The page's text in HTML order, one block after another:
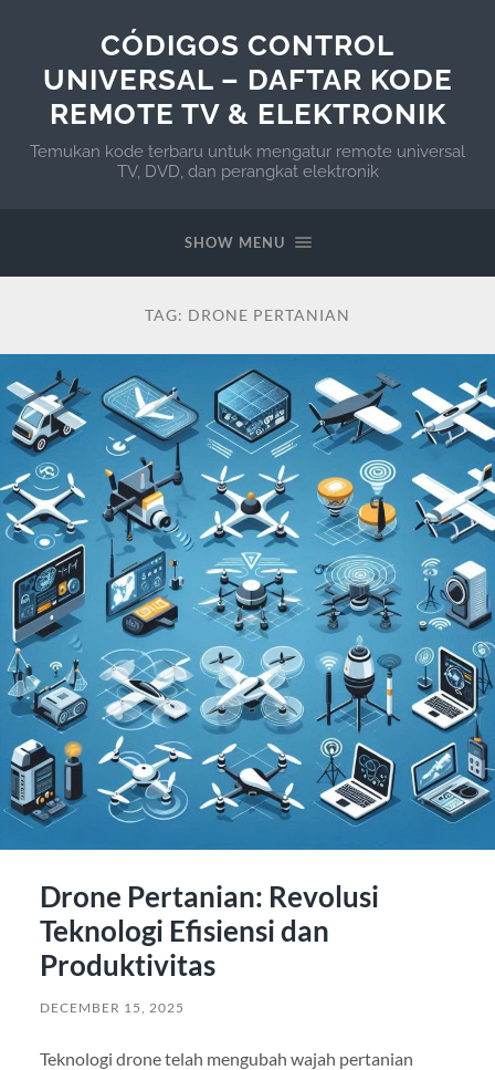
CÓDIGOS CONTROL
UNIVERSAL – DAFTAR KODE
REMOTE TV & ELEKTRONIK
Temukan kode terbaru untuk mengatur remote universal
TV, DVD, dan perangkat elektronik
SHOW MENU
TAG: DRONE PERTANIAN
Drone Pertanian: Revolusi
Teknologi Efisiensi dan
Produktivitas
DECEMBER 15, 2025
Teknologi drone telah mengubah wajah pertanian